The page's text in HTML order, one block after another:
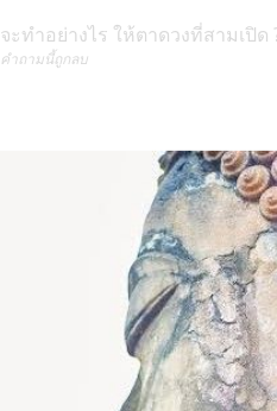
จะทำอย่างไร ให้ตาดวงที่สามเปิด
คำถามนี้ถูกลบ